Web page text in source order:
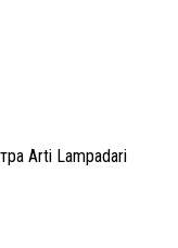
Arti Lampadari